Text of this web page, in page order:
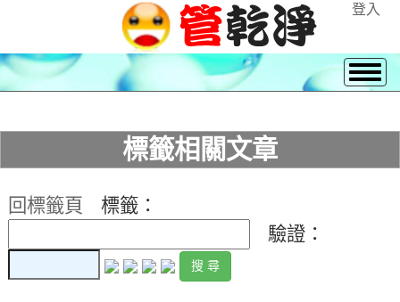
登入
標籤相關文章
回標籤頁
標籤：
驗證：